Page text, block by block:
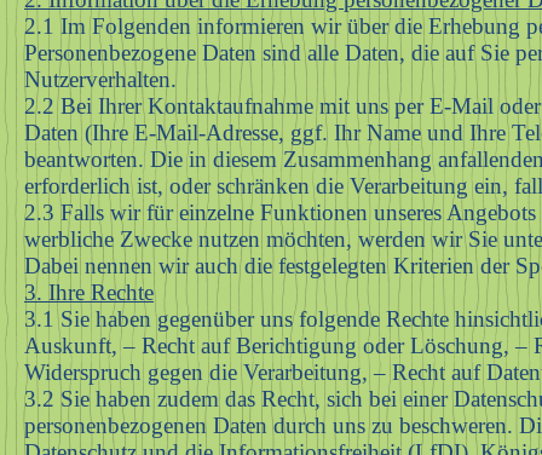
2.1 Im Folgenden informieren wir über die Erhebung
Personenbezogene Daten sind alle Daten, die auf Sie
Nutzerverhalten.
2.2 Bei Ihrer Kontaktaufnahme mit uns per E-Mail
Daten (Ihre E-Mail-Adresse, ggf. Ihr Name und Ihre
beantworten. Die in diesem Zusammenhang
erforderlich ist, oder schränken die Verarbeitung ein,
2.3 Falls wir für einzelne Funktionen unseres
werbliche Zwecke nutzen möchten, werden wir Sie
Dabei nennen wir auch die festgelegten Kriterien der
3. Ihre Rechte
3.1 Sie haben gegenüber uns folgende Rechte
Auskunft, – Recht auf Berichtigung oder Löschung, –
Widerspruch gegen die Verarbeitung, – Recht auf
3.2 Sie haben zudem das Recht, sich bei einer
personenbezogenen Daten durch uns zu beschweren.